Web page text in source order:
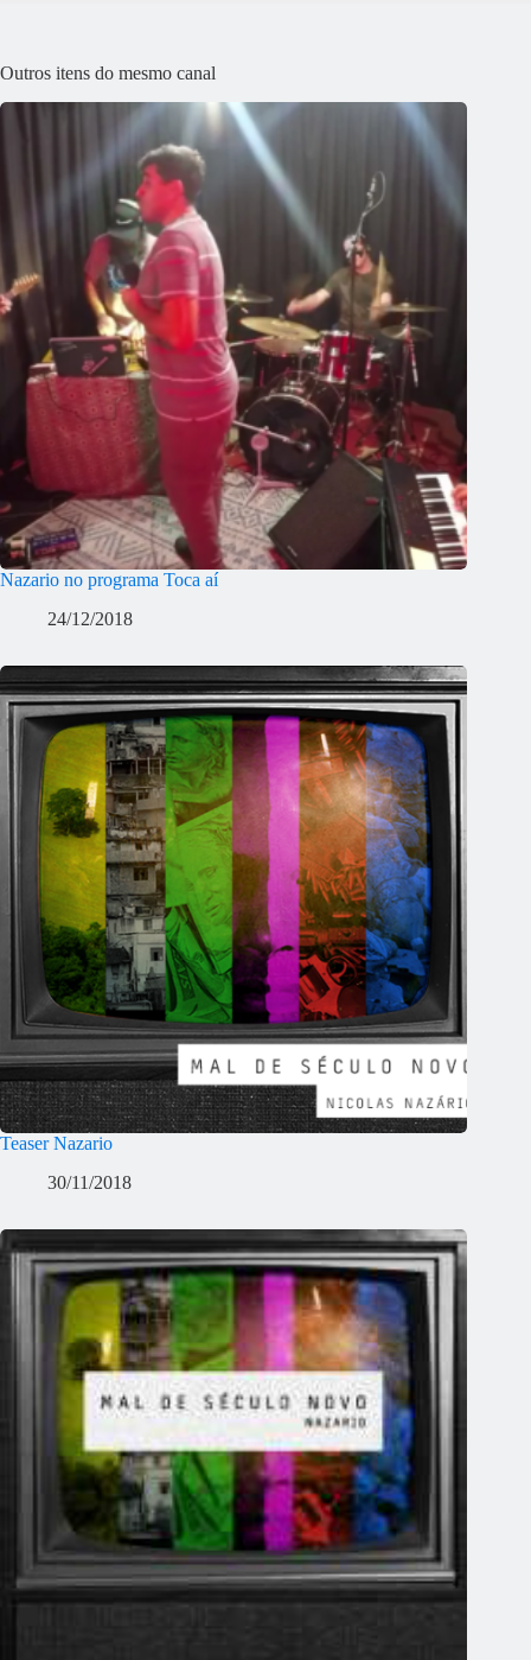
Outros itens do mesmo canal
Nazario no programa Toca aí
24/12/2018
Teaser Nazario
30/11/2018